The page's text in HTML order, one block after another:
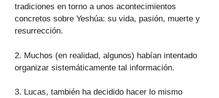
tradiciones en torno a unos acontecimientos
concretos sobre Yeshúa: su vida, pasión, muerte y
resurrección.
2. Muchos (en realidad, algunos) habían intentado
organizar sistemáticamente tal información.
3. Lucas, también ha decidido hacer lo mismo